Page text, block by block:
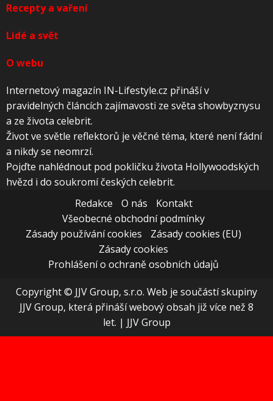
Recepty a vaření
Lidé a svět
O webu
Internetový magazín IN-Lifestyle.cz přináší v
pravidelných článcích zajímavosti ze světa showbyznysu
a ze života celebrit.
Život ve světle reflektorů je věčné téma, které není fádní
a nikdy se neomrzí.
Pojďte nahlédnout pod pokličku života Hollywoodských
hvězd i do soukromí českých celebrit.
Redakce
O nás
Kontakt
Všeobecné obchodní podmínky
Zásady používání cookies
Zásady cookies (EU)
Zásady cookies
Prohlášení o ochraně osobních údajů
Copyright © JJV Group, s.r.o. Web je součástí skupiny
JJV Group, která přináší webový obsah již více než 8
let. | JJV Group